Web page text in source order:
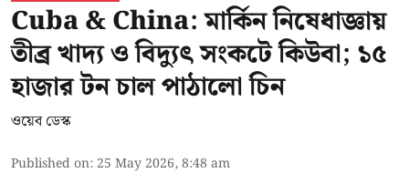
Cuba & China: মার্কিন নিষেধাজ্ঞায়
তীব্র খাদ্য ও বিদ্যুৎ সংকটে কিউবা; ১৫
হাজার টন চাল পাঠালো চিন
ওয়েব ডেস্ক
Published on: 25 May 2026, 8:48 am